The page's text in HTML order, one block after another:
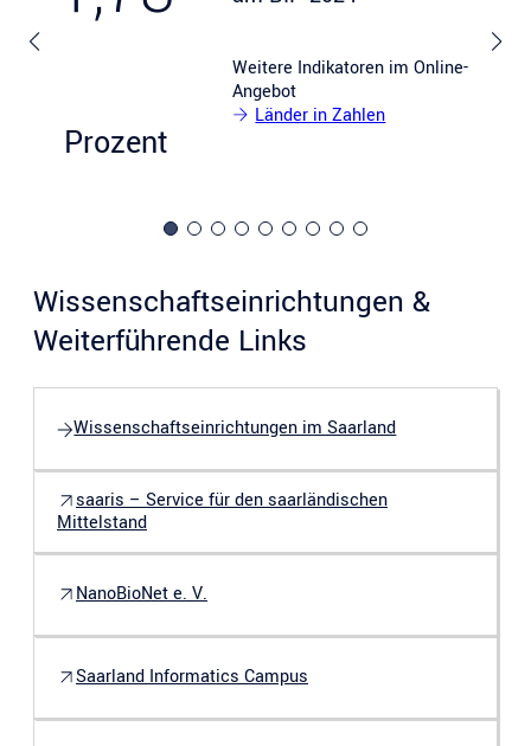
Prozent
Weitere Indikatoren im Online-
Angebot
Länder in Zahlen
Wissenschaftseinrichtungen &
Weiterführende Links
Wissenschaftseinrichtungen im Saarland
saaris – Service für den saarländischen
Mittelstand
NanoBioNet e. V.
Saarland Informatics Campus